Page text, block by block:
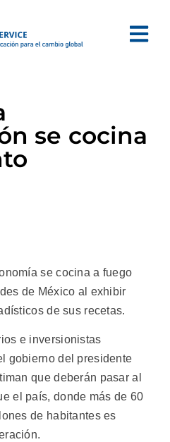
se cocina
se cocina a fuego
de México al exhibir
de sus recetas.
e inversionistas
gobierno del presidente
que deberán pasar al
el país, donde más de 60
de habitantes es